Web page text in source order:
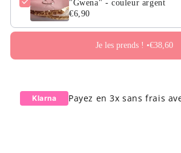
"Gwena" - couleur argent
€6,90
Je les prends ! •€38,60
Klarna Payez en 3x sans frais